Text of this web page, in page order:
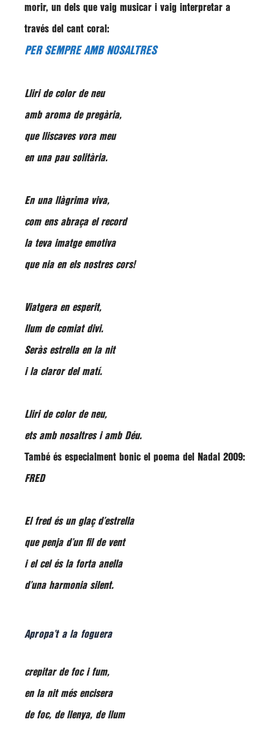
morir, un dels que vaig musicar i vaig interpretar a
través del cant coral:
PER SEMPRE AMB NOSALTRES
Lliri de color de neu
amb aroma de pregària,
que lliscaves vora meu
en una pau solitària.
En una llàgrima viva,
com ens abraça el record
la teva imatge emotiva
que nia en els nostres cors!
Viatgera en esperit,
llum de comiat divi.
Seràs estrella en la nit
i la claror del matí.
Lliri de color de neu,
ets amb nosaltres i amb Déu.
També és especialment bonic el poema del Nadal 2009:
FRED
El fred és un glaç d’estrella
que penja d’un fil de vent
i el cel és la forta anella
d’una harmonia silent.
Apropa’t a la foguera
crepitar de foc i fum,
en la nit més encisera
de foc, de llenya, de llum